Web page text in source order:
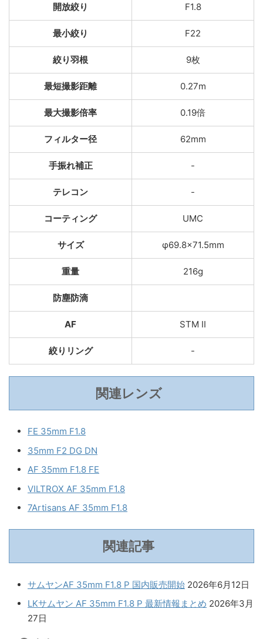
開放絞り F1.8
最小絞り F22
絞り羽根 9枚
最短撮影距離 0.27m
最大撮影倍率 0.19倍
フィルター径 62mm
手振れ補正 -
テレコン -
コーティング UMC
サイズ φ69.8×71.5mm
重量 216g
防塵防滴
AF STM II
絞りリング -
関連レンズ
FE 35mm F1.8
35mm F2 DG DN
AF 35mm F1.8 FE
VILTROX AF 35mm F1.8
7Artisans AF 35mm F1.8
関連記事
サムヤンAF 35mm F1.8 P 国内販売開始 2026年6月12日
LKサムヤン AF 35mm F1.8 P 最新情報まとめ 2026年3月
27日